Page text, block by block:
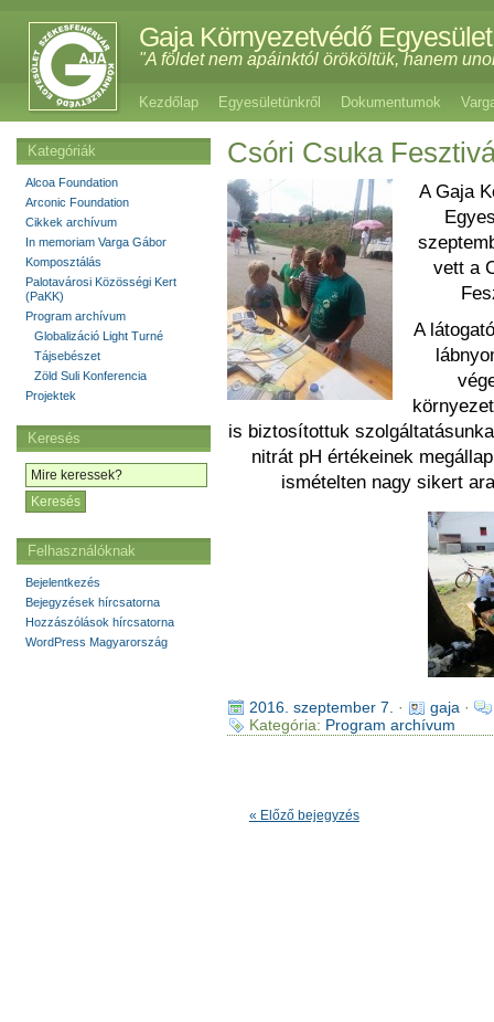
Gaja Környezetvédő Egyesület
"A földet nem apáinktól örököltük, hanem
Kezdőlap Egyesületünkről Dokumentumok
Csóri Csuka
A Gaja
vett a
A
is biztosítottuk
nitrát pH értékeinek
ismételten nagy sikert
2016. szeptember 7. · gaja ·
Kategória: Program archívum
« Előző bejegyzés
Kategóriák
Alcoa Foundation
Arconic Foundation
Cikkek archívum
In memoriam Varga Gábor
Komposztálás
Palotavárosi Közösségi Kert
(PaKK)
Program archívum
Globalizáció Light Turné
Tájsebészet
Zöld Suli Konferencia
Projektek
Keresés
Felhasználóknak
Bejelentkezés
Bejegyzések hírcsatorna
Hozzászólások hírcsatorna
WordPress Magyarország